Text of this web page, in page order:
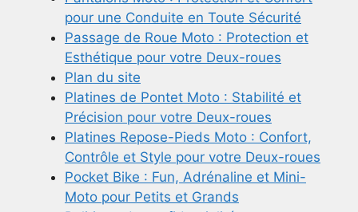
pour une Conduite en Toute Sécurité
Passage de Roue Moto : Protection et
Esthétique pour votre Deux-roues
Plan du site
Platines de Pontet Moto : Stabilité et
Précision pour votre Deux-roues
Platines Repose-Pieds Moto : Confort,
Contrôle et Style pour votre Deux-roues
Pocket Bike : Fun, Adrénaline et Mini-
Moto pour Petits et Grands